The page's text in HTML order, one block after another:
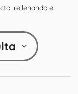
rellenando el